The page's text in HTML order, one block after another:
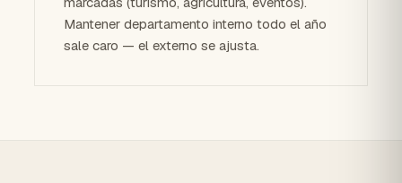
Mantener departamento interno todo el año
sale caro — el externo se ajusta.